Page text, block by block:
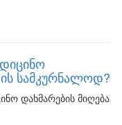
სამკურნალოდ?
დახმარების მიღება